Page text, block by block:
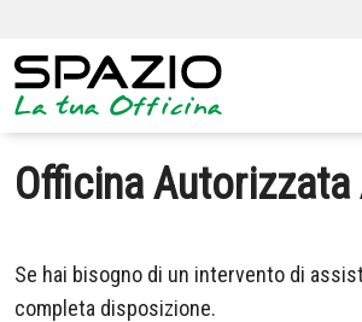
Officina
Se hai bisogno di un intervento di
completa disposizione.